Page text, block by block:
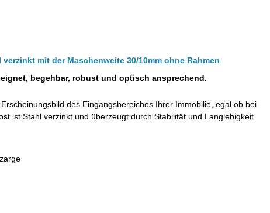
mit der Maschenweite 30/10mm ohne Rahmen
begehbar, robust und optisch ansprechend.
des Eingangsbereiches Ihrer Immobilie, egal ob bei
ist Stahl verzinkt und überzeugt durch Stabilität und Langlebigkeit.